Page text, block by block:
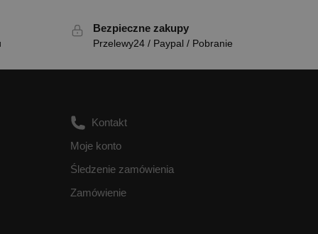
Bezpieczne zakupy
Przelewy24 / Paypal / Pobranie
Kontakt
Moje konto
Śledzenie zamówienia
Zamówienie